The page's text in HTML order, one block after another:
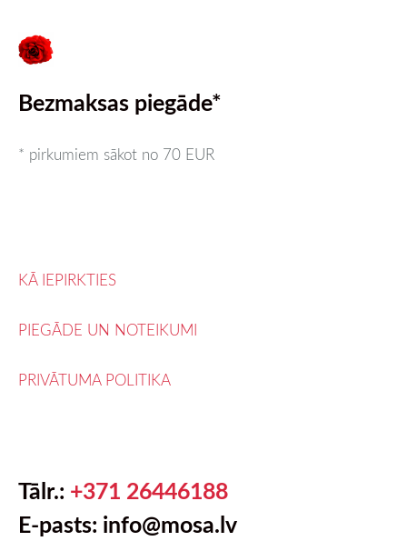
Bezmaksas piegāde*
* pirkumiem sākot no 70 EUR
KĀ IEPIRKTIES
PIEGĀDE UN NOTEIKUMI
PRIVĀTUMA POLITIKA
Tālr.: +371 26446188
E-pasts: info@mosa.lv